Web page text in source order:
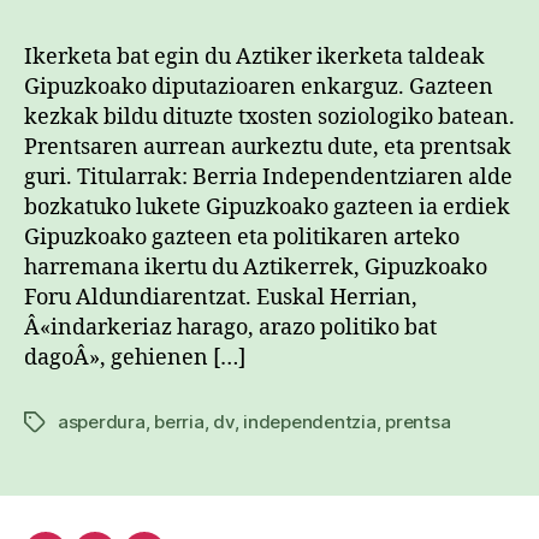
Ikerketa bat egin du Aztiker ikerketa taldeak
Gipuzkoako diputazioaren enkarguz. Gazteen
kezkak bildu dituzte txosten soziologiko batean.
Prentsaren aurrean aurkeztu dute, eta prentsak
guri. Titularrak: Berria Independentziaren alde
bozkatuko lukete Gipuzkoako gazteen ia erdiek
Gipuzkoako gazteen eta politikaren arteko
harremana ikertu du Aztikerrek, Gipuzkoako
Foru Aldundiarentzat. Euskal Herrian,
Â«indarkeriaz harago, arazo politiko bat
dagoÂ», gehienen […]
Etiketakasperdura berria dv, independentzia prentsa